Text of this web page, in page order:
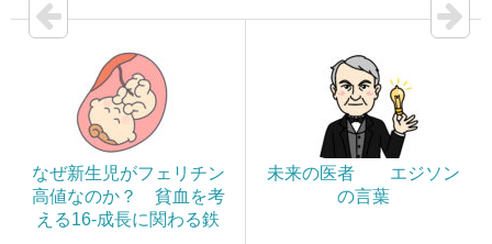
なぜ新生児がフェリチン
高値なのか？ 貧血を考
える16-成長に関わる鉄
未来の医者 エジソン
の言葉